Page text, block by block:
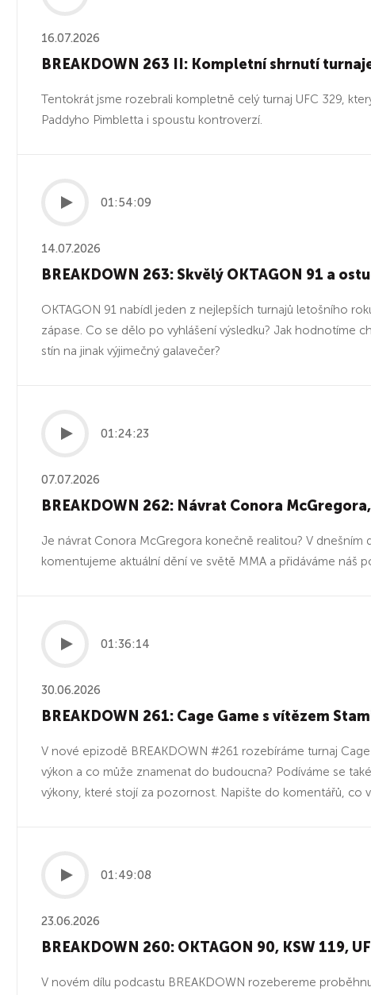
16.07.2026
BREAKDOWN 263 II: Kompletní shrnutí
Tentokrát jsme rozebrali kompletně celý turnaj UFC 329,
Paddyho Pimbletta i spoustu kontroverzí.
01:54:09
14.07.2026
BREAKDOWN 263: Skvělý OKTAGON 91 a
OKTAGON 91 nabídl jeden z nejlepších turnajů letošního
zápase. Co se dělo po vyhlášení výsledku? Jak hodnotíme
stín na jinak výjimečný galavečer?
01:24:23
07.07.2026
BREAKDOWN 262: Návrat Conora
Je návrat Conora McGregora konečně realitou? V dnešním
komentujeme aktuální dění ve světě MMA a přidáváme náš
01:36:14
30.06.2026
BREAKDOWN 261: Cage Game s vítězem
V nové epizodě BREAKDOWN #261 rozebíráme turnaj
výkon a co může znamenat do budoucna? Podíváme se
výkony, které stojí za pozornost. Napište do komentářů, co
01:49:08
23.06.2026
BREAKDOWN 260: OKTAGON 90, KSW 119,
V novém dílu podcastu BREAKDOWN rozebereme